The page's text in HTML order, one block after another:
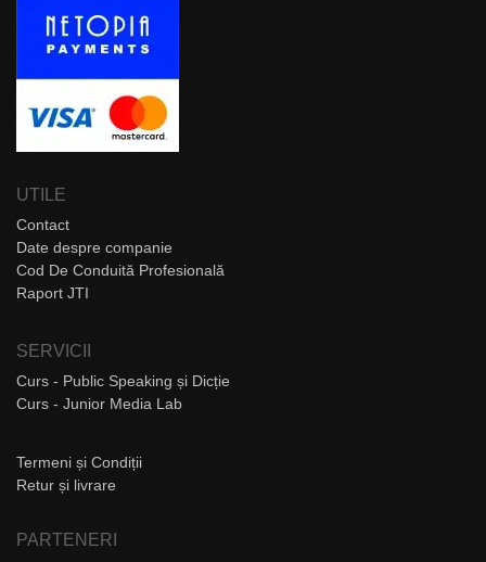
UTILE
Contact
Date despre companie
Cod De Conduită Profesională
Raport JTI
SERVICII
Curs - Public Speaking și Dicție
Curs - Junior Media Lab
Termeni și Condiții
Retur și livrare
PARTENERI